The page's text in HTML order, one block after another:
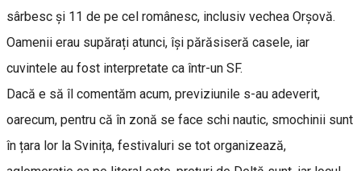
sârbesc și 11 de pe cel românesc, inclusiv vechea Orșovă.
Oamenii erau supărați atunci, își părăsiseră casele, iar
cuvintele au fost interpretate ca într-un SF.
Dacă e să îl comentăm acum, previziunile s-au adeverit,
oarecum, pentru că în zonă se face schi nautic, smochinii sunt
în țara lor la Svinița, festivaluri se tot organizează,